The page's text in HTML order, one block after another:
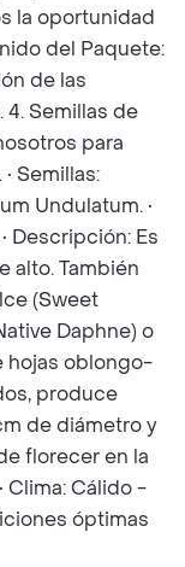
la oportunidad
del Paquete:
de las
4. Semillas de
para
Semillas:
Undulatum. •
Descripción: Es
alto. También
(Sweet
Daphne) o
hojas oblongo-
produce
de diámetro y
florecer en la
Clima: Cálido -
óptimas